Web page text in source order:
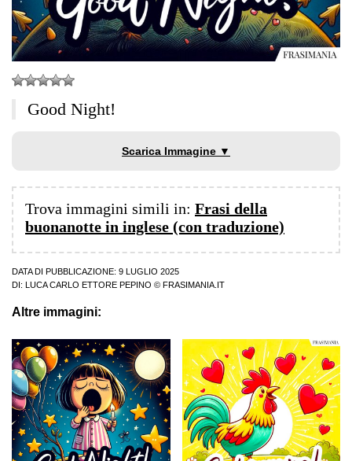
Good Night!
Scarica Immagine ▼
Trova immagini simili in: Frasi della
buonanotte in inglese (con traduzione)
DATA DI PUBBLICAZIONE: 9 LUGLIO 2025
DI:
LUCA CARLO ETTORE PEPINO © FRASIMANIA.IT
Altre immagini: